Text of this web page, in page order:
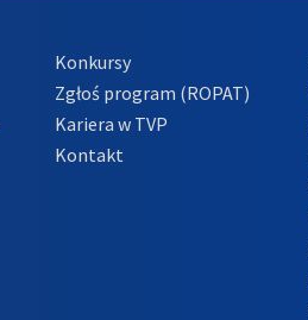
Konkursy
Zgłoś program (ROPAT)
Kariera w TVP
Kontakt